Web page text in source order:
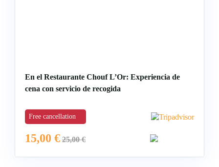
En el Restaurante Chouf L’Or: Experiencia de
cena con servicio de recogida
Free cancellation
15,00 € 25,00€